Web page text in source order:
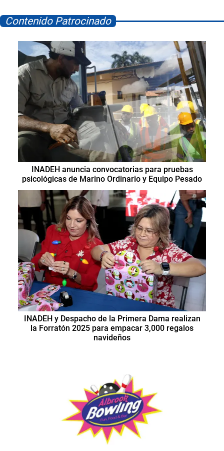
Contenido Patrocinado
INADEH anuncia convocatorias para pruebas
psicológicas de Marino Ordinario y Equipo Pesado
INADEH y Despacho de la Primera Dama realizan
la Forratón 2025 para empacar 3,000 regalos
navideños